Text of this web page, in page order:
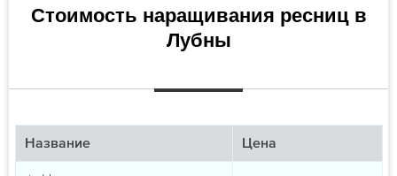
Стоимость наращивания ресниц в
Лубны
Название Цена